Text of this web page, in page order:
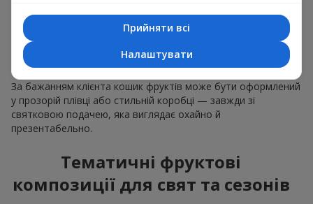
побажань клієнта, створюючи декор. При формуванні
композиції букет у кошику із фруктів використовуються
натуральні матеріали, продумана упаковка смаку, і звісно
відповідні до події декоративні елементи.
За бажанням клієнта кошик фруктів може бути оформлений
у прозорій плівці або стильній коробці — завжди зі
святковою подачею, яка виглядає охайно й
презентабельно.
Тематичні фруктові
композиції для свят та сезонів
Прийняти всі
Налаштувати